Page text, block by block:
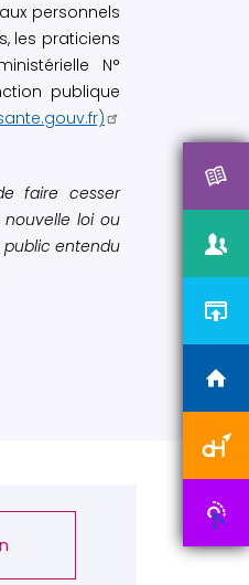
personnels
les praticiens
N°
publique
faire cesser
loi ou
public entendu